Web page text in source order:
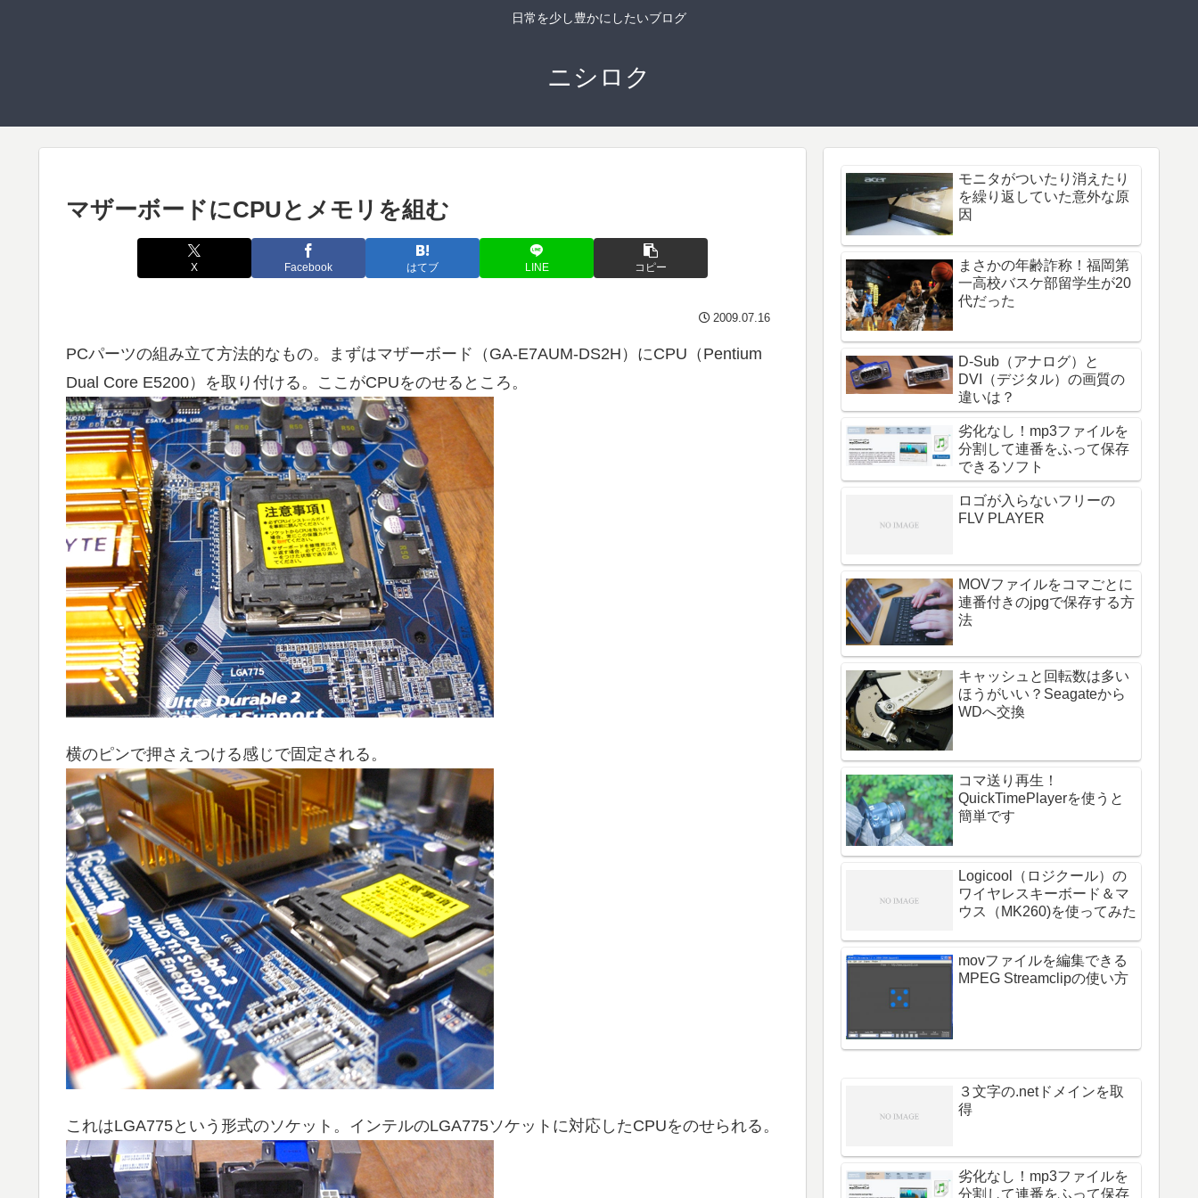
日常を少し豊かにしたいブログ
ニシロク
マザーボードにCPUとメモリを組む
X Facebook はてブ LINE コピー
2009.07.16
PCパーツの組み立て方法的なもの。まずはマザーボード（GA-E7AUM-DS2H）にCPU（Pentium
Dual Core E5200）を取り付ける。ここがCPUをのせるところ。
横のピンで押さえつける感じで固定される。
これはLGA775という形式のソケット。インテルのLGA775ソケットに対応したCPUをのせられる。
モニタがついたり消えたり
を繰り返していた意外な原
因
まさかの年齢詐称！福岡第
一高校バスケ部留学生が20
代だった
D-Sub（アナログ）と
DVI（デジタル）の画質の
違いは？
劣化なし！mp3ファイルを
分割して連番をふって保存
できるソフト
ロゴが入らないフリーの
FLV PLAYER
MOVファイルをコマごとに
連番付きのjpgで保存する方
法
キャッシュと回転数は多い
ほうがいい？Seagateから
WDへ交換
コマ送り再生！
QuickTimePlayerを使うと
簡単です
Logicool（ロジクール）の
ワイヤレスキーボード＆マ
ウス（MK260)を使ってみた
movファイルを編集できる
MPEG Streamclipの使い方
３文字の.netドメインを取
得
劣化なし！mp3ファイルを
分割して連番をふって保存